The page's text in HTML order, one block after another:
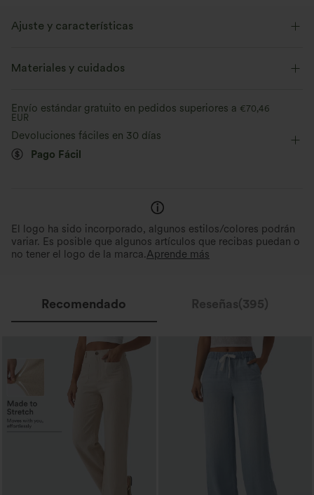
Ajuste y características
Sujetador integrado
Materiales y cuidados
Envío estándar gratuito en pedidos superiores a €70,46
EUR
Devoluciones fáciles en 30 días
Pago Fácil
El logo ha sido incorporado, algunos estilos/colores podrán
variar. Es posible que algunos artículos que recibas puedan o
no tener el logo de la marca.Aprende más
Recomendado Reseñas(395)